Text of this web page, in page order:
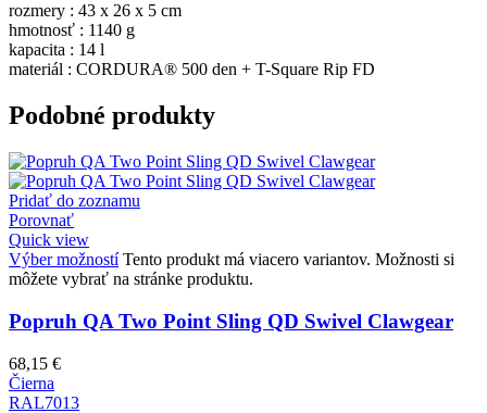
rozmery : 43 x 26 x 5 cm
hmotnosť : 1140 g
kapacita : 14 l
materiál : CORDURA® 500 den + T-Square Rip FD
Podobné produkty
Pridať do zoznamu
Porovnať
Quick view
Výber možností Tento produkt má viacero variantov. Možnosti si
môžete vybrať na stránke produktu.
Popruh QA Two Point Sling QD Swivel Clawgear
68,15 €
Čierna
RAL7013